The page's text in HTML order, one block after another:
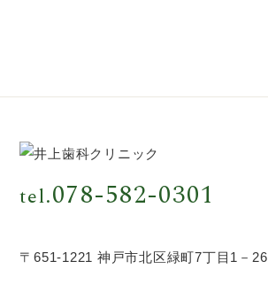
tel.078-582-0301
〒651-1221 神戸市北区緑町7丁目1－26